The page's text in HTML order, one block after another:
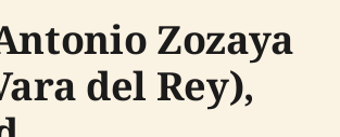
Zozaya
del Rey),